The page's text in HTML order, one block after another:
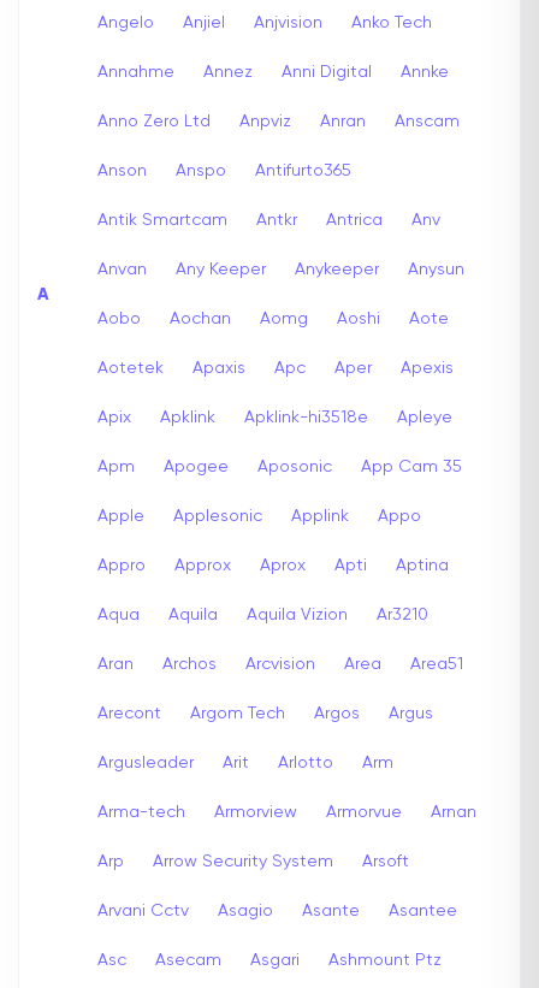
A
Angelo Anjiel Anjvision Anko Tech
Annahme Annez Anni Digital Annke
Anno Zero Ltd Anpviz Anran Anscam
Anson Anspo Antifurto365
Antik Smartcam Antkr Antrica Anv
Anvan Any Keeper Anykeeper Anysun
Aobo Aochan Aomg Aoshi Aote
Aotetek Apaxis Apc Aper Apexis
Apix Apklink Apklink-hi3518e Apleye
Apm Apogee Aposonic App Cam 35
Apple Applesonic Applink Appo
Appro Approx Aprox Apti Aptina
Aqua Aquila Aquila Vizion Ar3210
Aran Archos Arcvision Area Area51
Arecont Argom Tech Argos Argus
Argusleader Arit Arlotto Arm
Arma-tech Armorview Armorvue Arnan
Arp Arrow Security System Arsoft
Arvani Cctv Asagio Asante Asantee
Asc Asecam Asgari Ashmount Ptz